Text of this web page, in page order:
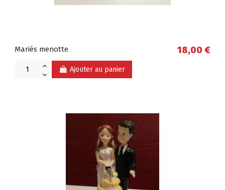
Mariés menotte 18,00 €
Ajouter au panier